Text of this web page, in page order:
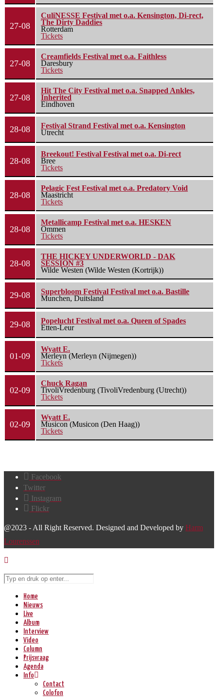
27-08
CuliNESSE Festival met o.a. Kensington, Di-rect,
The Dirty Daddies
Rotterdam
Tickets
27-08
Creamfields Festival met o.a. Faithless
Daresbury
Tickets
27-08
Hit The City Festival met o.a. Snapped Ankles,
Inherited
Eindhoven
28-08
Festival Strand Festival met o.a. Kensington
Utrecht
28-08
Breekout! Festival Festival met o.a. Di-rect
Bree
Tickets
28-08
Pelagic Fest Festival met o.a. Predatory Void
Maastricht
Tickets
28-08
Metallicamp Festival met o.a. HESKEN
Ommen
Tickets
28-08
THE HICKEY UNDERWORLD - DAK
SESSION #3
Wilde Westen (Wilde Westen (Kortrijk))
29-08
Superbloom Festival Festival met o.a. Bastille
Munchen, Duitsland
29-08
Popelucht Festival met o.a. Queen of Spades
Etten-Leur
01-09
Wyatt E.
Merleyn (Merleyn (Nijmegen))
Tickets
02-09
Chuck Ragan
TivoliVredenburg (TivoliVredenburg (Utrecht))
Tickets
02-09
Wyatt E.
Musicon (Musicon (Den Haag))
Tickets
Facebook
Twitter
Instagram
Flickr
@2023 - All Right Reserved. Designed and Developed by Harm
Lourenssen
Home
Nieuws
Live
Album
Interview
Video
Column
Prijsvraag
Agenda
Info
Contact
Colofon